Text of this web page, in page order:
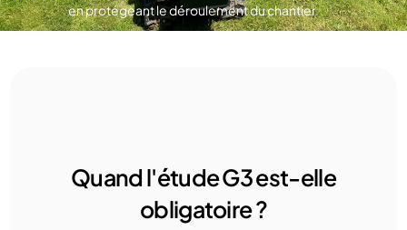
en protégeant le déroulement du chantier.
Quand l'étude G3 est-elle
obligatoire ?​